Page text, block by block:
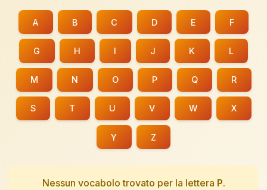
A B C D E F
G H I J K L
M N O P Q R
S T U V W X
Y Z
Nessun vocabolo trovato per la lettera P.